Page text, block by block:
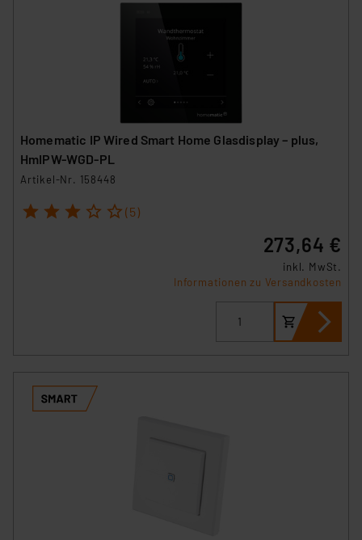
Homematic IP Wired Smart Home Glasdisplay – plus,
HmIPW-WGD-PL
Artikel-Nr. 158448
1 2 3 4 5 (5)
273,64 €
inkl. MwSt.
Informationen zu Versandkosten